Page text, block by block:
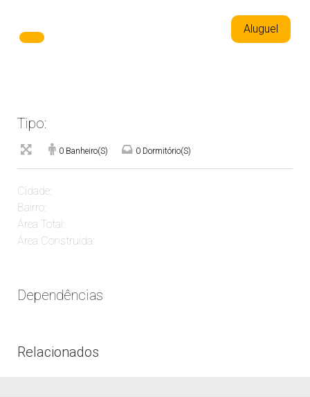
Aluguel
Tipo:
0 Banheiro(s) 0 Dormitório(s)
Cidade:
Bairro:
Área Total:
Área Construida:
Dependências
Relacionados